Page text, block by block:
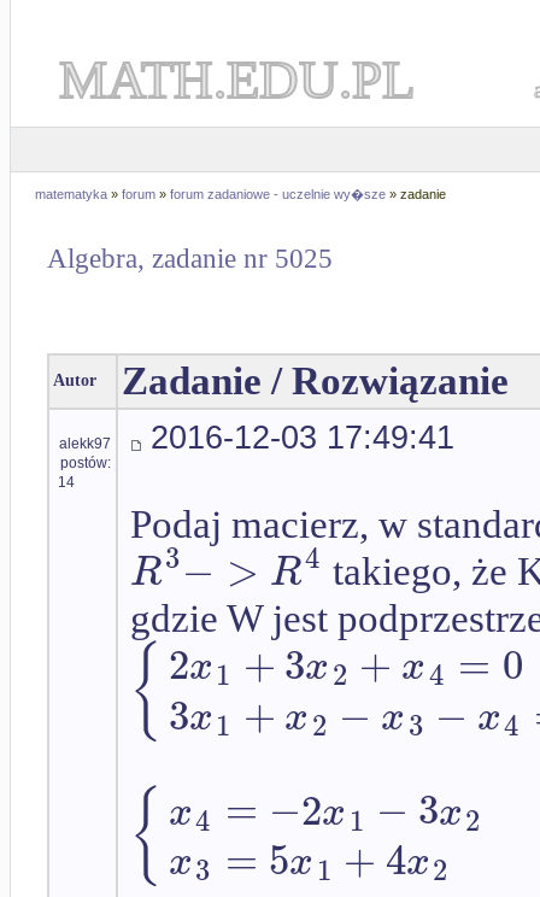
MATH.EDU.PL
matematyka » forum » forum zadaniowe - uczelnie wy�sze » zadanie
Algebra, zadanie nr 5025
Autor Zadanie / Rozwiązanie
alekk97
postów:
14
2016-12-03 17:49:41
Podaj macierz, w
R3− > R4 takiego, że
gdzie W jest
{ 2x1 +3x2 + x4 = 0
3x1 + x2 − x3 − x4
{ x4 = −2x1 − 3x2
x3 = 5x1 +4x2